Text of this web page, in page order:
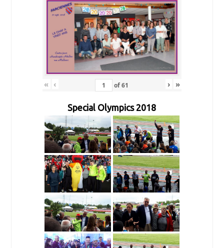
« ‹ of61 › »
Special Olympics 2018